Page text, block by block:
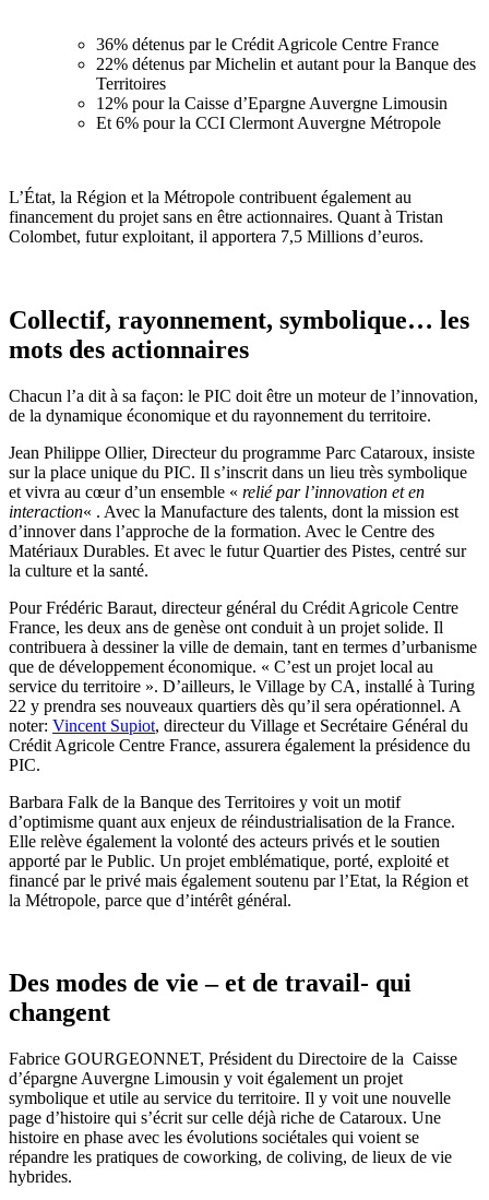
36% détenus par le Crédit Agricole Centre France
22% détenus par Michelin et autant pour la Banque des
Territoires
12% pour la Caisse d’Epargne Auvergne Limousin
Et 6% pour la CCI Clermont Auvergne Métropole
L’État, la Région et la Métropole contribuent également au
financement du projet sans en être actionnaires. Quant à Tristan
Colombet, futur exploitant, il apportera 7,5 Millions d’euros.
Collectif, rayonnement, symbolique… les
mots des actionnaires
Chacun l’a dit à sa façon: le PIC doit être un moteur de l’innovation,
de la dynamique économique et du rayonnement du territoire.
Jean Philippe Ollier, Directeur du programme Parc Cataroux, insiste
sur la place unique du PIC. Il s’inscrit dans un lieu très symbolique
et vivra au cœur d’un ensemble « relié par l’innovation et en
interaction« . Avec la Manufacture des talents, dont la mission est
d’innover dans l’approche de la formation. Avec le Centre des
Matériaux Durables. Et avec le futur Quartier des Pistes, centré sur
la culture et la santé.
Pour Frédéric Baraut, directeur général du Crédit Agricole Centre
France, les deux ans de genèse ont conduit à un projet solide. Il
contribuera à dessiner la ville de demain, tant en termes d’urbanisme
que de développement économique. « C’est un projet local au
service du territoire ». D’ailleurs, le Village by CA, installé à Turing
22 y prendra ses nouveaux quartiers dès qu’il sera opérationnel. A
noter: Vincent Supiot, directeur du Village et Secrétaire Général du
Crédit Agricole Centre France, assurera également la présidence du
PIC.
Barbara Falk de la Banque des Territoires y voit un motif
d’optimisme quant aux enjeux de réindustrialisation de la France.
Elle relève également la volonté des acteurs privés et le soutien
apporté par le Public. Un projet emblématique, porté, exploité et
financé par le privé mais également soutenu par l’Etat, la Région et
la Métropole, parce que d’intérêt général.
Des modes de vie – et de travail- qui
changent
Fabrice GOURGEONNET, Président du Directoire de la Caisse
d’épargne Auvergne Limousin y voit également un projet
symbolique et utile au service du territoire. Il y voit une nouvelle
page d’histoire qui s’écrit sur celle déjà riche de Cataroux. Une
histoire en phase avec les évolutions sociétales qui voient se
répandre les pratiques de coworking, de coliving, de lieux de vie
hybrides.